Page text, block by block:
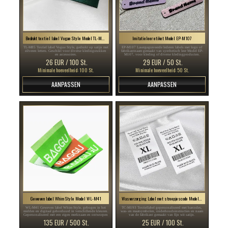
TL-M85 Textiel label Vogue Style, gedrukt op satijn met
zilveren letters. Geschikt voor diverse kledingstukken
en accessoires.
26 EUR / 100 St.
Minimale hoeveelheid: 100 St.
AANPASSEN
Imitatieleer etiket Model EP-M107
EP-M107 Lasergegraveerde lederen labels met logo of
fabrikantnaam gemaakt van synthetisch leer Model EP-
M107, voor kleding of diverse kledingproducten.
29 EUR / 50 St.
Minimale hoeveelheid: 50 St.
AANPASSEN
Geweven label Whim Style Model WL-M41
WL-M41 Geweven label Whim Style, gebogen in het
midden en digitaal geborduurd in verschillende kleuren.
Gepersonaliseerd met een eigen merknaam en ontworpen
om te worden geweven door een textielproduct.
135 EUR / 500 St.
TC-M193 Textiellabel gepersonaliseerd met barcodes,
was- en maatsymbolen, onderhoudsinstructies en naam
van de fabrikant gemaakt van fijn wit satijn.
25 EUR / 100 St.